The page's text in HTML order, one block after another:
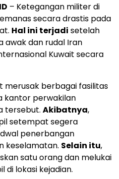
– Ketegangan militer di
secara drastis pada
Hal ini terjadi setelah
awak dan rudal Iran
Kuwait secara
merusak berbagai fasilitas
kantor perwakilan
tersebut. Akibatnya,
setempat segera
penerbangan
keselamatan. Selain itu,
satu orang dan melukai
di lokasi kejadian.